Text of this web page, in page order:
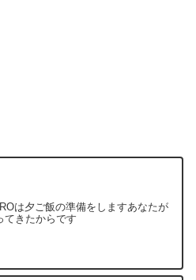
は夕ご飯の準備をしますあなたが
てきたからです